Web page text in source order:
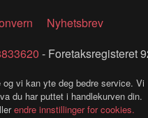
Nyhetsbrev
- Foretaksregisteret
vi kan yte deg bedre service. Vi
du har puttet i handlekurven din.
endre innstillinger for cookies.